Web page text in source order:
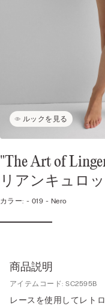
ルックを見る
"The Art of
リアンキュロッ
カラー: - 019 - Nero
商品説明
アイテムコード: SC2595B
レースを使用してレト